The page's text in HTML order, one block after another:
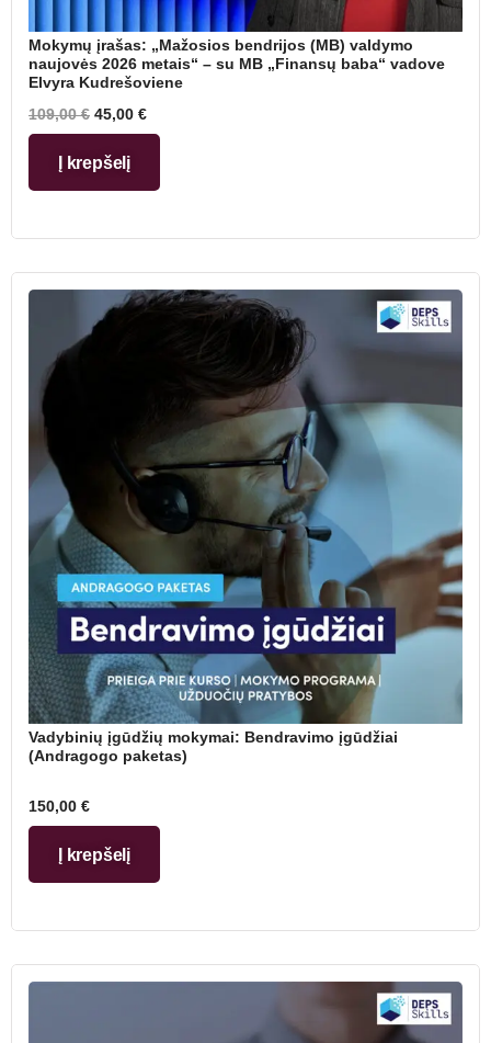
Mokymų įrašas: „Mažosios bendrijos (MB) valdymo
naujovės 2026 metais“ – su MB „Finansų baba“ vadove
Elvyra Kudrešoviene
109,00€ 45,00 €
Į krepšelį
Vadybinių įgūdžių mokymai: Bendravimo įgūdžiai
(Andragogo paketas)
150,00 €
Į krepšelį